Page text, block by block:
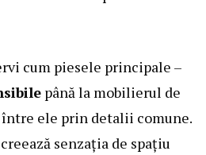
cum piesele principale –
până la mobilierul de
între ele prin detalii comune.
senzația de spațiu